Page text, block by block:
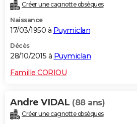
Créer une cagnotte obsèques
Naissance
17/03/1950 à Puymiclan
Décès
28/10/2015 à Puymiclan
Famille CORIOU
Andre VIDAL (88 ans)
Créer une cagnotte obsèques